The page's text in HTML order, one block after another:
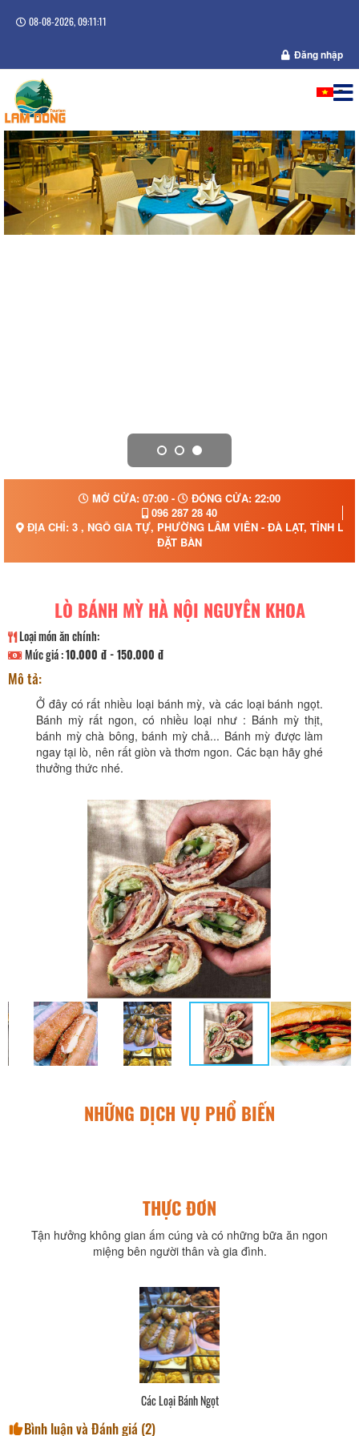
08-08-2026, 09:11:12
Đăng nhập
MỞ CỬA: 07:00 -
ĐÓNG CỬA: 22:00
096 287 28 40
ĐỊA CHỈ: 3 , NGÔ GIA TỰ, PHƯỜNG LÂM VIÊN - ĐÀ LẠT, TỈNH
ĐẶT BÀN
LÒ BÁNH MỲ HÀ NỘI NGUYÊN KHOA
Loại món ăn chính:
Mức giá :10.000 đ - 150.000 đ
Mô tả:
Ở đây có rất nhiều loại bánh mỳ, và các loại bánh ngọt.
Bánh mỳ rất ngon, có nhiều loại như : Bánh mỳ thịt,
bánh mỳ chà bông, bánh mỳ chả... Bánh mỳ được làm
ngay tại lò, nên rất giòn và thơm ngon. Các bạn hãy ghé
thưởng thức nhé.
NHỮNG DỊCH VỤ PHỔ BIẾN
THỰC ĐƠN
Tận hưởng không gian ấm cúng và có những bữa ăn ngon
miệng bên người thân và gia đình.
Các Loại Bánh Ngọt
Bình luận và Đánh giá (2)